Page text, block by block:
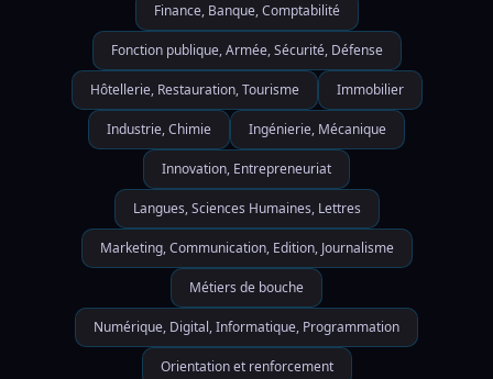
Finance, Banque, Comptabilité
Fonction publique, Armée, Sécurité, Défense
Hôtellerie, Restauration, Tourisme Immobilier
Industrie, Chimie Ingénierie, Mécanique
Innovation, Entrepreneuriat
Langues, Sciences Humaines, Lettres
Marketing, Communication, Edition, Journalisme
Métiers de bouche
Numérique, Digital, Informatique, Programmation
Orientation et renforcement